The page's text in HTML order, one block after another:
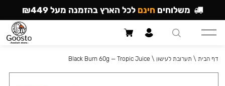
דף הבית \ תערובת לעישון \
Black Burn 60g — Tropic Juice
משלוחים חינם לכל הארץ בהזמנה מעל ₪449